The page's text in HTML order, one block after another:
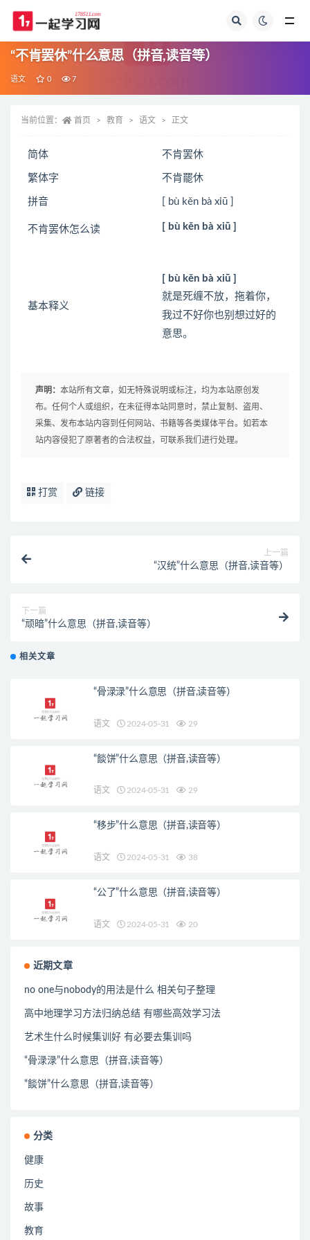
“不肯罢休”什么意思（拼音,读音等）
语文 0 7
当前位置： 首页 教育 语文 正文
简体 不肯罢休
繁体字 不肯罷休
拼音 [ bù kěn bà xiū ]
不肯罢休怎么读 [ bù kěn bà xiū ]
基本释义
[ bù kěn bà xiū ]
就是死缠不放，拖着你，
我过不好你也别想过好的
意思。
声明： 本站所有文章，如无特殊说明或标注，均为本站原创发
布。任何个人或组织，在未征得本站同意时，禁止复制、盗用、
采集、发布本站内容到任何网站、书籍等各类媒体平台。如若本
站内容侵犯了原著者的合法权益，可联系我们进行处理。
打赏 链接
上一篇
“汉统”什么意思（拼音,读音等）
下一篇
“顽暗”什么意思（拼音,读音等）
相关文章
“骨渌渌”什么意思（拼音,读音等）
语文 2024-05-31 29
“餤饼”什么意思（拼音,读音等）
语文 2024-05-31 29
“移步”什么意思（拼音,读音等）
语文 2024-05-31 38
“公了”什么意思（拼音,读音等）
语文 2024-05-31 20
近期文章
no one与nobody的用法是什么 相关句子整理
高中地理学习方法归纳总结 有哪些高效学习法
艺术生什么时候集训好 有必要去集训吗
“骨渌渌”什么意思（拼音,读音等）
“餤饼”什么意思（拼音,读音等）
分类
健康
历史
故事
教育